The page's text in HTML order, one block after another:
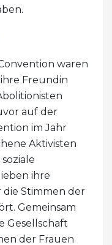
waren
Freundin
auf der
im Jahr
Aktivisten
ihre
die Stimmen der
Gemeinsam
Gesellschaft
der Frauen